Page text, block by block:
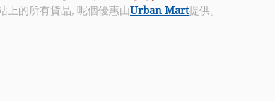
上的所有貨品, 呢個優惠由Urban Mart提供。